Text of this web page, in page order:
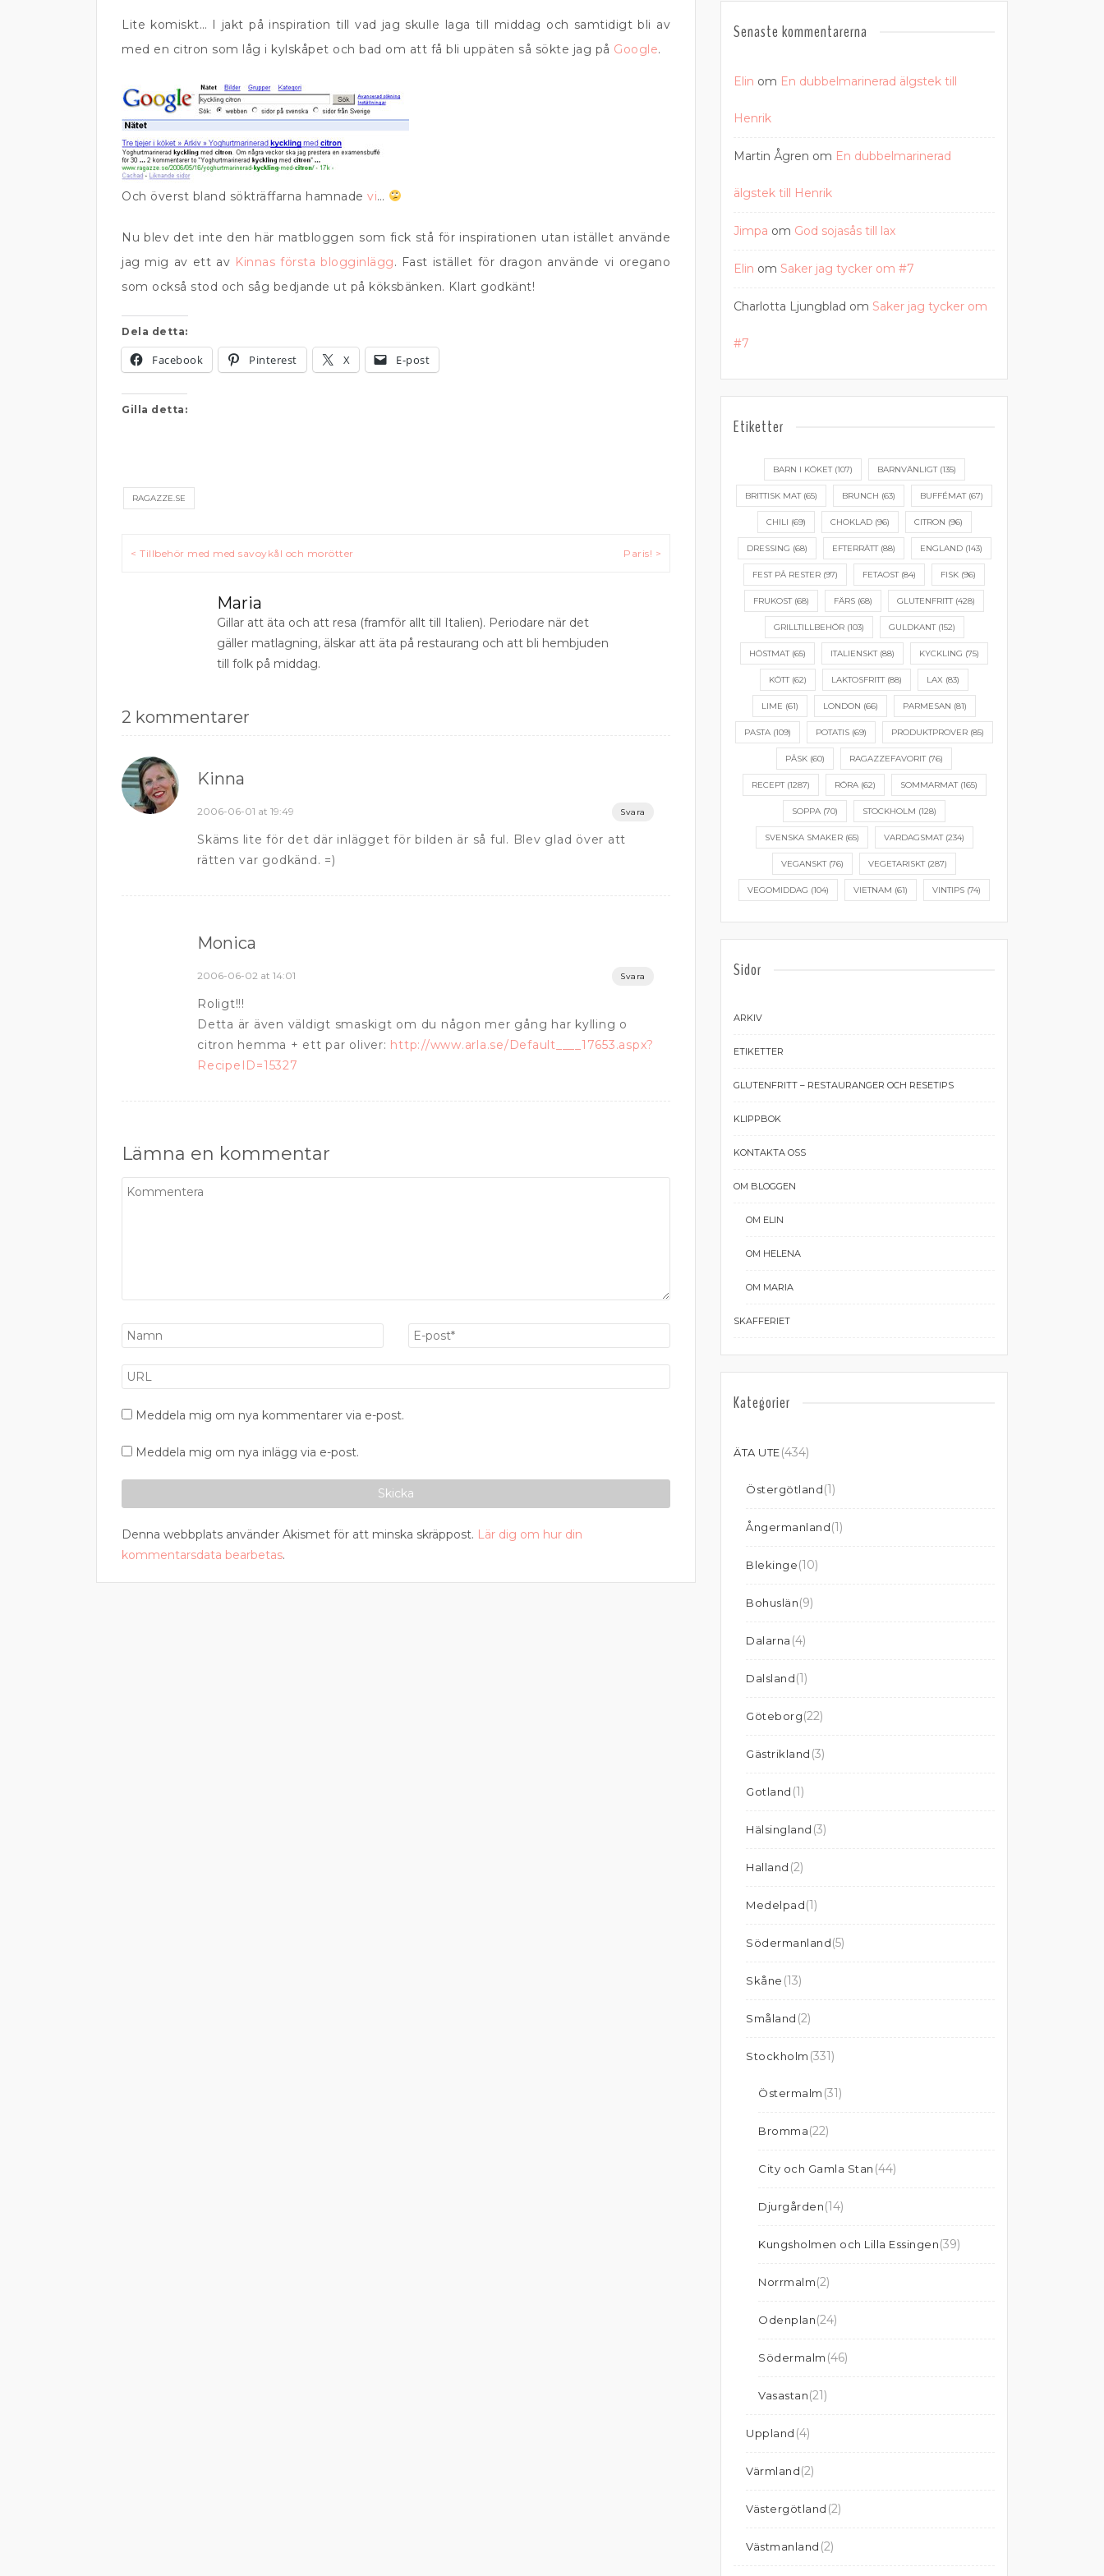
Lite komiskt… I jakt på inspiration till vad jag skulle laga till middag och samtidigt bli av
med en citron som låg i kylskåpet och bad om att få bli uppäten så sökte jag på Google.
Och överst bland sökträffarna hamnade vi…
Nu blev det inte den här matbloggen som fick stå för inspirationen utan istället använde
jag mig av ett av Kinnas första blogginlägg. Fast istället för dragon använde vi oregano
som också stod och såg bedjande ut på köksbänken. Klart godkänt!
Dela detta:
Facebook Pinterest X E-post
Gilla detta:
RAGAZZE.SE
Inläggsnavigering
< Tillbehör med med savoykål och morötter Paris! >
Maria
Gillar att äta och att resa (framför allt till Italien). Periodare när det
gäller matlagning, älskar att äta på restaurang och att bli hembjuden
till folk på middag.
2 kommentarer
Kinna
2006-06-01 at 19:49 Svara
Skäms lite för det där inlägget för bilden är så ful. Blev glad över att
rätten var godkänd. =)
Monica
2006-06-02 at 14:01 Svara
Roligt!!!
Detta är även väldigt smaskigt om du någon mer gång har kylling o
citron hemma + ett par oliver: http://www.arla.se/Default____17653.aspx?
RecipeID=15327
Lämna en kommentar
Meddela mig om nya kommentarer via e-post.
Meddela mig om nya inlägg via e-post.
Denna webbplats använder Akismet för att minska skräppost. Lär dig om hur din
kommentarsdata bearbetas.
Senaste kommentarerna
Elin om En dubbelmarinerad älgstek till
Henrik
Martin Ågren om En dubbelmarinerad
älgstek till Henrik
Jimpa om God sojasås till lax
Elin om Saker jag tycker om #7
Charlotta Ljungblad om Saker jag tycker om
#7
Etiketter
BARN I KÖKET(107) BARNVÄNLIGT(135)
BRITTISK MAT(65) BRUNCH (63) BUFFÉMAT(67)
CHILI (69) CHOKLAD(96) CITRON (96)
DRESSING (68) EFTERRÄTT(88) ENGLAND(143)
FEST PÅ RESTER (97) FETAOST(84) FISK (96)
FRUKOST(68) FÄRS (68) GLUTENFRITT(428)
GRILLTILLBEHÖR(103) GULDKANT(152)
HÖSTMAT(65) ITALIENSKT(88) KYCKLING (75)
KÖTT(62) LAKTOSFRITT(88) LAX (83)
LIME (61) LONDON (66) PARMESAN (81)
PASTA (109) POTATIS (69) PRODUKTPROVER (85)
PÅSK (60) RAGAZZEFAVORIT(76)
RECEPT(1287) RÖRA(62) SOMMARMAT(165)
SOPPA (70) STOCKHOLM (128)
SVENSKA SMAKER(65) VARDAGSMAT(234)
VEGANSKT(76) VEGETARISKT(287)
VEGOMIDDAG (104) VIETNAM (61) VINTIPS (74)
Sidor
ARKIV
ETIKETTER
GLUTENFRITT – RESTAURANGER OCH RESETIPS
KLIPPBOK
KONTAKTA OSS
OM BLOGGEN
OM ELIN
OM HELENA
OM MARIA
SKAFFERIET
Kategorier
ÄTA UTE(434)
Östergötland(1)
Ångermanland(1)
Blekinge(10)
Bohuslän(9)
Dalarna (4)
Dalsland(1)
Göteborg(22)
Gästrikland (3)
Gotland (1)
Hälsingland (3)
Halland (2)
Medelpad(1)
Södermanland(5)
Skåne (13)
Småland (2)
Stockholm (331)
Östermalm (31)
Bromma(22)
City och Gamla Stan (44)
Djurgården(14)
Kungsholmen och Lilla Essingen(39)
Norrmalm(2)
Odenplan(24)
Södermalm (46)
Vasastan(21)
Uppland (4)
Värmland(2)
Västergötland (2)
Västmanland (2)